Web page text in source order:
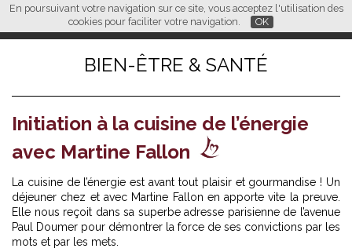
En poursuivant votre navigation sur ce site, vous acceptez l'utilisation des
cookies pour faciliter votre navigation.
OK
FR EN CN
L M
BIEN-ÊTRE & SANTÉ
Initiation à la cuisine de l’énergie
avec Martine Fallon
La cuisine de l’énergie est avant tout plaisir et gourmandise ! Un
déjeuner chez et avec Martine Fallon en apporte vite la preuve.
Elle nous reçoit dans sa superbe adresse parisienne de l’avenue
Paul Doumer pour démontrer la force de ses convictions par les
mots et par les mets.